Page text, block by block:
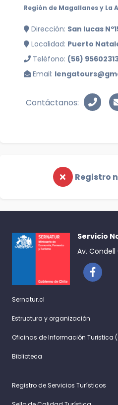
Región de Magallanes y La
Dirección: San lucas
Localidad: Puerto
Teléfono: (56)
Email:
Contáctanos:
Registro
Servicio
Av.
Sernatur.cl
Estructura y organización
Oficinas de Información Turistica
Biblioteca
Registro de Servicios Turísticos